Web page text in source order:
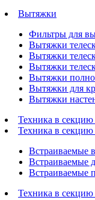
Вытяжки
Фильтры для
Вытяжки
Вытяжки
Вытяжки
Вытяжки
Вытяжки для
Вытяжки
Техника в секцию
Техника в секцию
Встраиваемые
Встраиваемые
Встраиваемые
Техника в секцию